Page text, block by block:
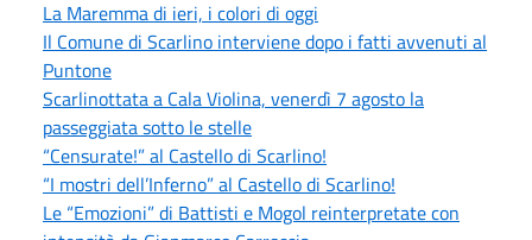
La Maremma di ieri, i colori di oggi
Il Comune di Scarlino interviene dopo i fatti avvenuti al
Puntone
Scarlinottata a Cala Violina, venerdì 7 agosto la
passeggiata sotto le stelle
“Censurate!” al Castello di Scarlino!
“I mostri dell’Inferno” al Castello di Scarlino!
Le “Emozioni” di Battisti e Mogol reinterpretate con